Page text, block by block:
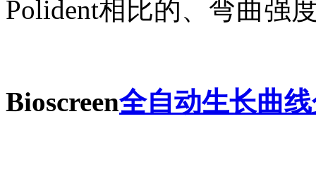
Polident相比的、弯曲强
Bioscreen全自动生长曲